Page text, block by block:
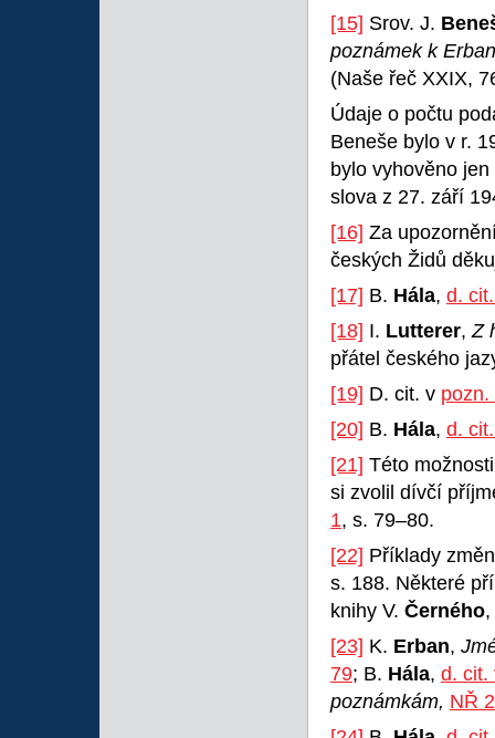
[15] Srov. J.
poznámek k
(Naše řeč XXIX,
Údaje o počtu
Beneše bylo v r.
bylo vyhověno
slova z 27. září
[16] Za
českých Židů
[17] B. Hála, d.
[18] I. Lutterer, Z
přátel českého
[19] D. cit. v pozn.
[20] B. Hála, d.
[21] Této
si zvolil dívčí
1, s. 79–80.
[22] Příklady
s. 188. Některé
knihy V. Černého,
[23] K. Erban,
79; B. Hála, d. cit.
poznámkám, NŘ